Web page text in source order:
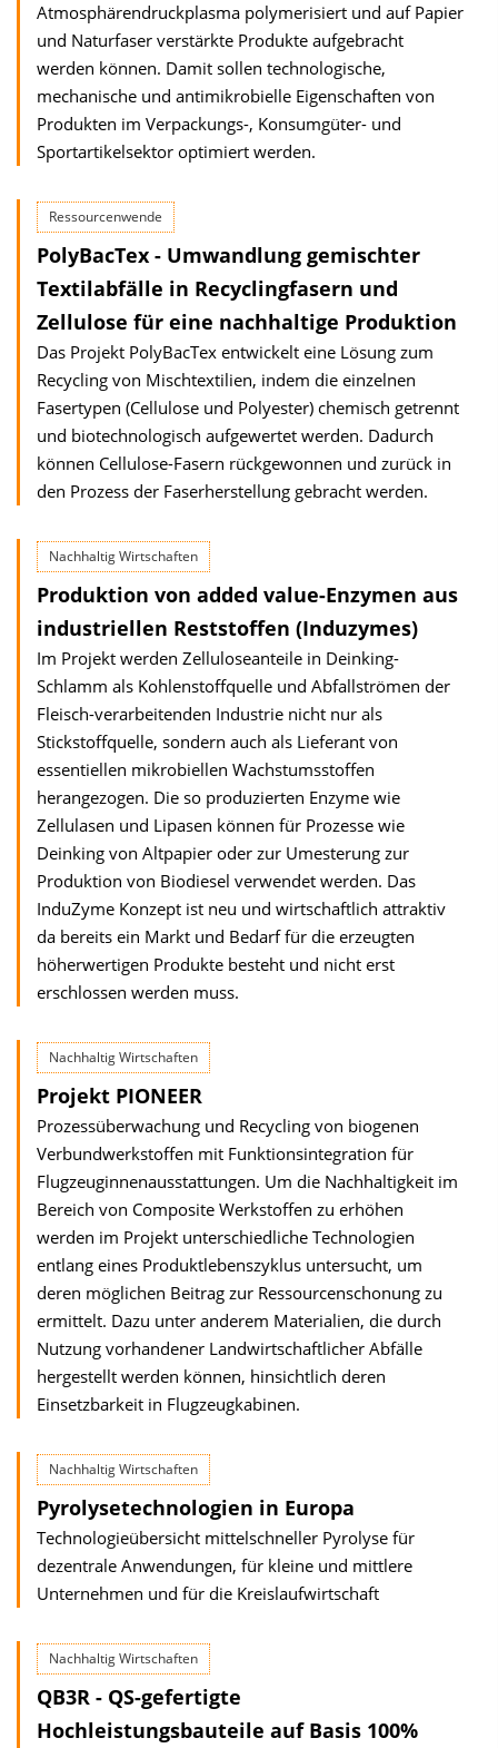
Atmosphärendruckplasma polymerisiert und auf Papier
und Naturfaser verstärkte Produkte aufgebracht
werden können. Damit sollen technologische,
mechanische und antimikrobielle Eigenschaften von
Produkten im Verpackungs-, Konsumgüter- und
Sportartikelsektor optimiert werden.
Ressourcenwende
PolyBacTex - Umwandlung gemischter
Textilabfälle in Recyclingfasern und
Zellulose für eine nachhaltige Produktion
Das Projekt PolyBacTex entwickelt eine Lösung zum
Recycling von Mischtextilien, indem die einzelnen
Fasertypen (Cellulose und Polyester) chemisch getrennt
und biotechnologisch aufgewertet werden. Dadurch
können Cellulose-Fasern rückgewonnen und zurück in
den Prozess der Faserherstellung gebracht werden.
Nachhaltig Wirtschaften
Produktion von added value-Enzymen aus
industriellen Reststoffen (Induzymes)
Im Projekt werden Zelluloseanteile in Deinking-
Schlamm als Kohlenstoffquelle und Abfallströmen der
Fleisch-verarbeitenden Industrie nicht nur als
Stickstoffquelle, sondern auch als Lieferant von
essentiellen mikrobiellen Wachstumsstoffen
herangezogen. Die so produzierten Enzyme wie
Zellulasen und Lipasen können für Prozesse wie
Deinking von Altpapier oder zur Umesterung zur
Produktion von Biodiesel verwendet werden. Das
InduZyme Konzept ist neu und wirtschaftlich attraktiv
da bereits ein Markt und Bedarf für die erzeugten
höherwertigen Produkte besteht und nicht erst
erschlossen werden muss.
Nachhaltig Wirtschaften
Projekt PIONEER
Prozessüberwachung und Recycling von biogenen
Verbundwerkstoffen mit Funktionsintegration für
Flugzeuginnenausstattungen. Um die Nachhaltigkeit im
Bereich von Composite Werkstoffen zu erhöhen
werden im Projekt unterschiedliche Technologien
entlang eines Produktlebenszyklus untersucht, um
deren möglichen Beitrag zur Ressourcenschonung zu
ermittelt. Dazu unter anderem Materialien, die durch
Nutzung vorhandener Landwirtschaftlicher Abfälle
hergestellt werden können, hinsichtlich deren
Einsetzbarkeit in Flugzeugkabinen.
Nachhaltig Wirtschaften
Pyrolysetechnologien in Europa
Technologieübersicht mittelschneller Pyrolyse für
dezentrale Anwendungen, für kleine und mittlere
Unternehmen und für die Kreislaufwirtschaft
Nachhaltig Wirtschaften
QB3R - QS-gefertigte
Hochleistungsbauteile auf Basis 100%